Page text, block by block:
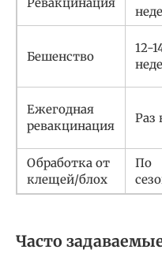
Бешенство
12-
Ежегодная
ревакцинация
Раз
Обработка от
клещей/блох
По
Часто